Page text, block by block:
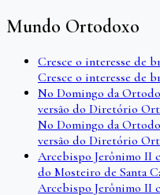
Mundo Ortodoxo
Cresce o interesse de
Cresce o interesse de
No Domingo da
versão do Diretório
No Domingo da
versão do Diretório
Arcebispo Jerônimo II
do Mosteiro de Santa
Arcebispo Jerônimo II